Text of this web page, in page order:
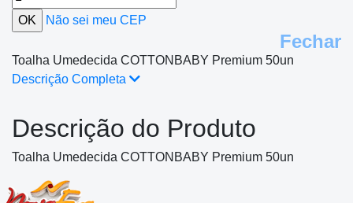
Não sei meu CEP
Fechar
Toalha Umedecida COTTONBABY Premium 50un
Descrição Completa
Descrição do Produto
Toalha Umedecida COTTONBABY Premium 50un